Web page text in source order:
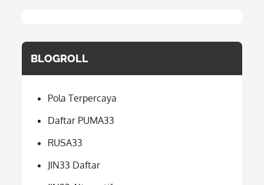
BLOGROLL
Pola Terpercaya
Daftar PUMA33
RUSA33
JIN33 Daftar